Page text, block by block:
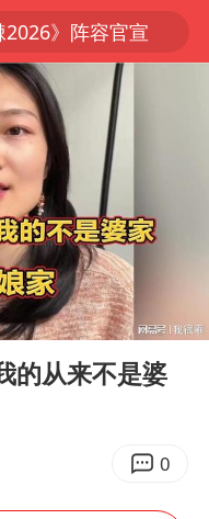
2026》阵容官宣
夏日经济乘热而上 消费市场向新而行
父亲眼里有了光
星驰合照
香港刷新1884年以来最高气温纪录
央视新主播李秋莹母校发文祝贺
上门女婿出轨女邻居多年被判重婚罪
护市民“菜篮子”
05:43
的从来不是婆
0